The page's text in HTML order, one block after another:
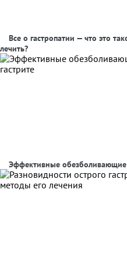
Все о гастропатии — что это
лечить?
Эффективные обезболивающие